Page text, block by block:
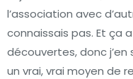
l’association avec
connaissais pas. Et ça
découvertes, donc j’en
un vrai, vrai moyen de